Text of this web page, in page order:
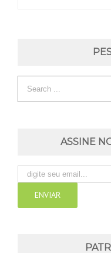
ASSINE